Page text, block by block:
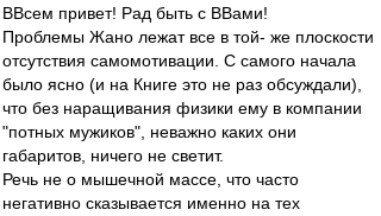
ВВсем привет! Рад быть с ВВами!
Проблемы Жано лежат все в той- же плоскости
отсутствия самомотивации. С самого начала
было ясно (и на Книге это не раз обсуждали),
что без наращивания физики ему в компании
"потных мужиков", неважно каких они
габаритов, ничего не светит.
Речь не о мышечной массе, что часто
негативно сказывается именно на тех